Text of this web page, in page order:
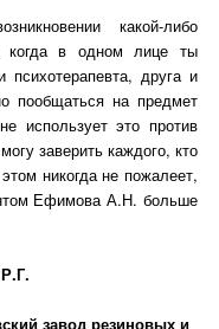
какой-либо
в одном лице ты
друга и
пообщаться на предмет
использует это против
заверить каждого, кто
никогда не пожалеет,
Ефимова А.Н. больше
завод резиновых и